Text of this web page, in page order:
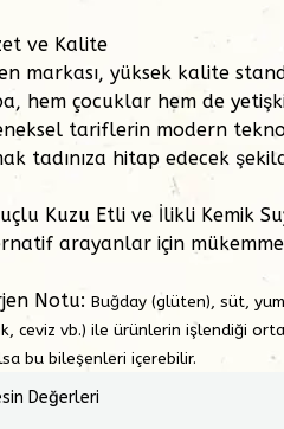
ve Kalite
markası, yüksek kalite
hem çocuklar hem de
tariflerin modern
tadınıza hitap edecek
Kuzu Etli ve İlikli Kemik
arayanlar için
Notu: Buğday (glüten), süt,
ceviz vb.) ile ürünlerin işlendiği
bu bileşenleri içerebilir.
Değerleri